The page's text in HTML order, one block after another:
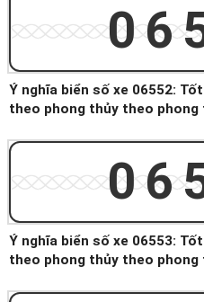
Ý nghĩa biển số xe 06552:
theo phong thủy theo phong
Ý nghĩa biển số xe 06553:
theo phong thủy theo phong